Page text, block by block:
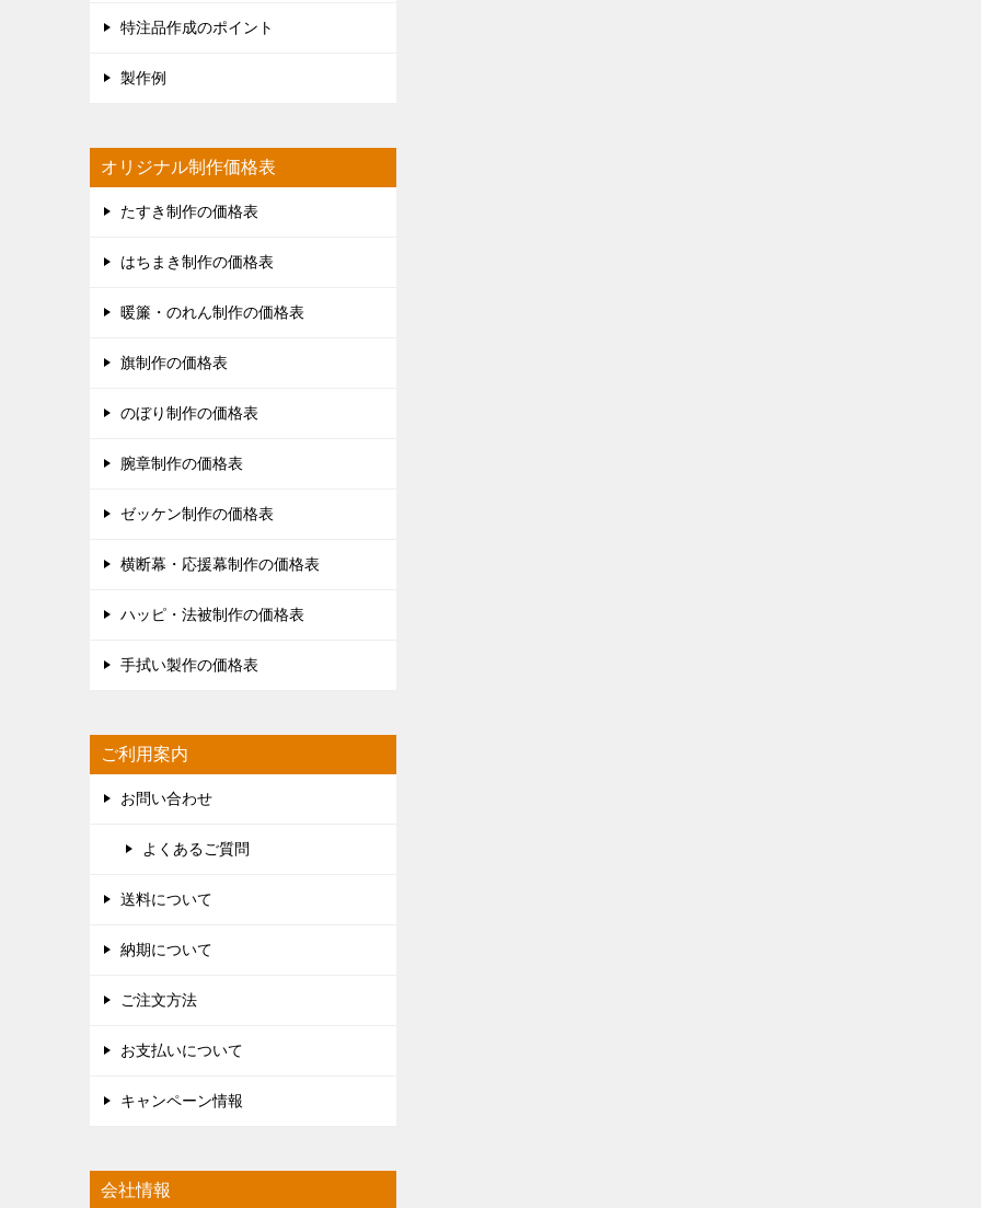
特注品作成のポイント
製作例
オリジナル制作価格表
たすき制作の価格表
はちまき制作の価格表
暖簾・のれん制作の価格表
旗制作の価格表
のぼり制作の価格表
腕章制作の価格表
ゼッケン制作の価格表
横断幕・応援幕制作の価格表
ハッピ・法被制作の価格表
手拭い製作の価格表
ご利用案内
お問い合わせ
よくあるご質問
送料について
納期について
ご注文方法
お支払いについて
キャンペーン情報
会社情報